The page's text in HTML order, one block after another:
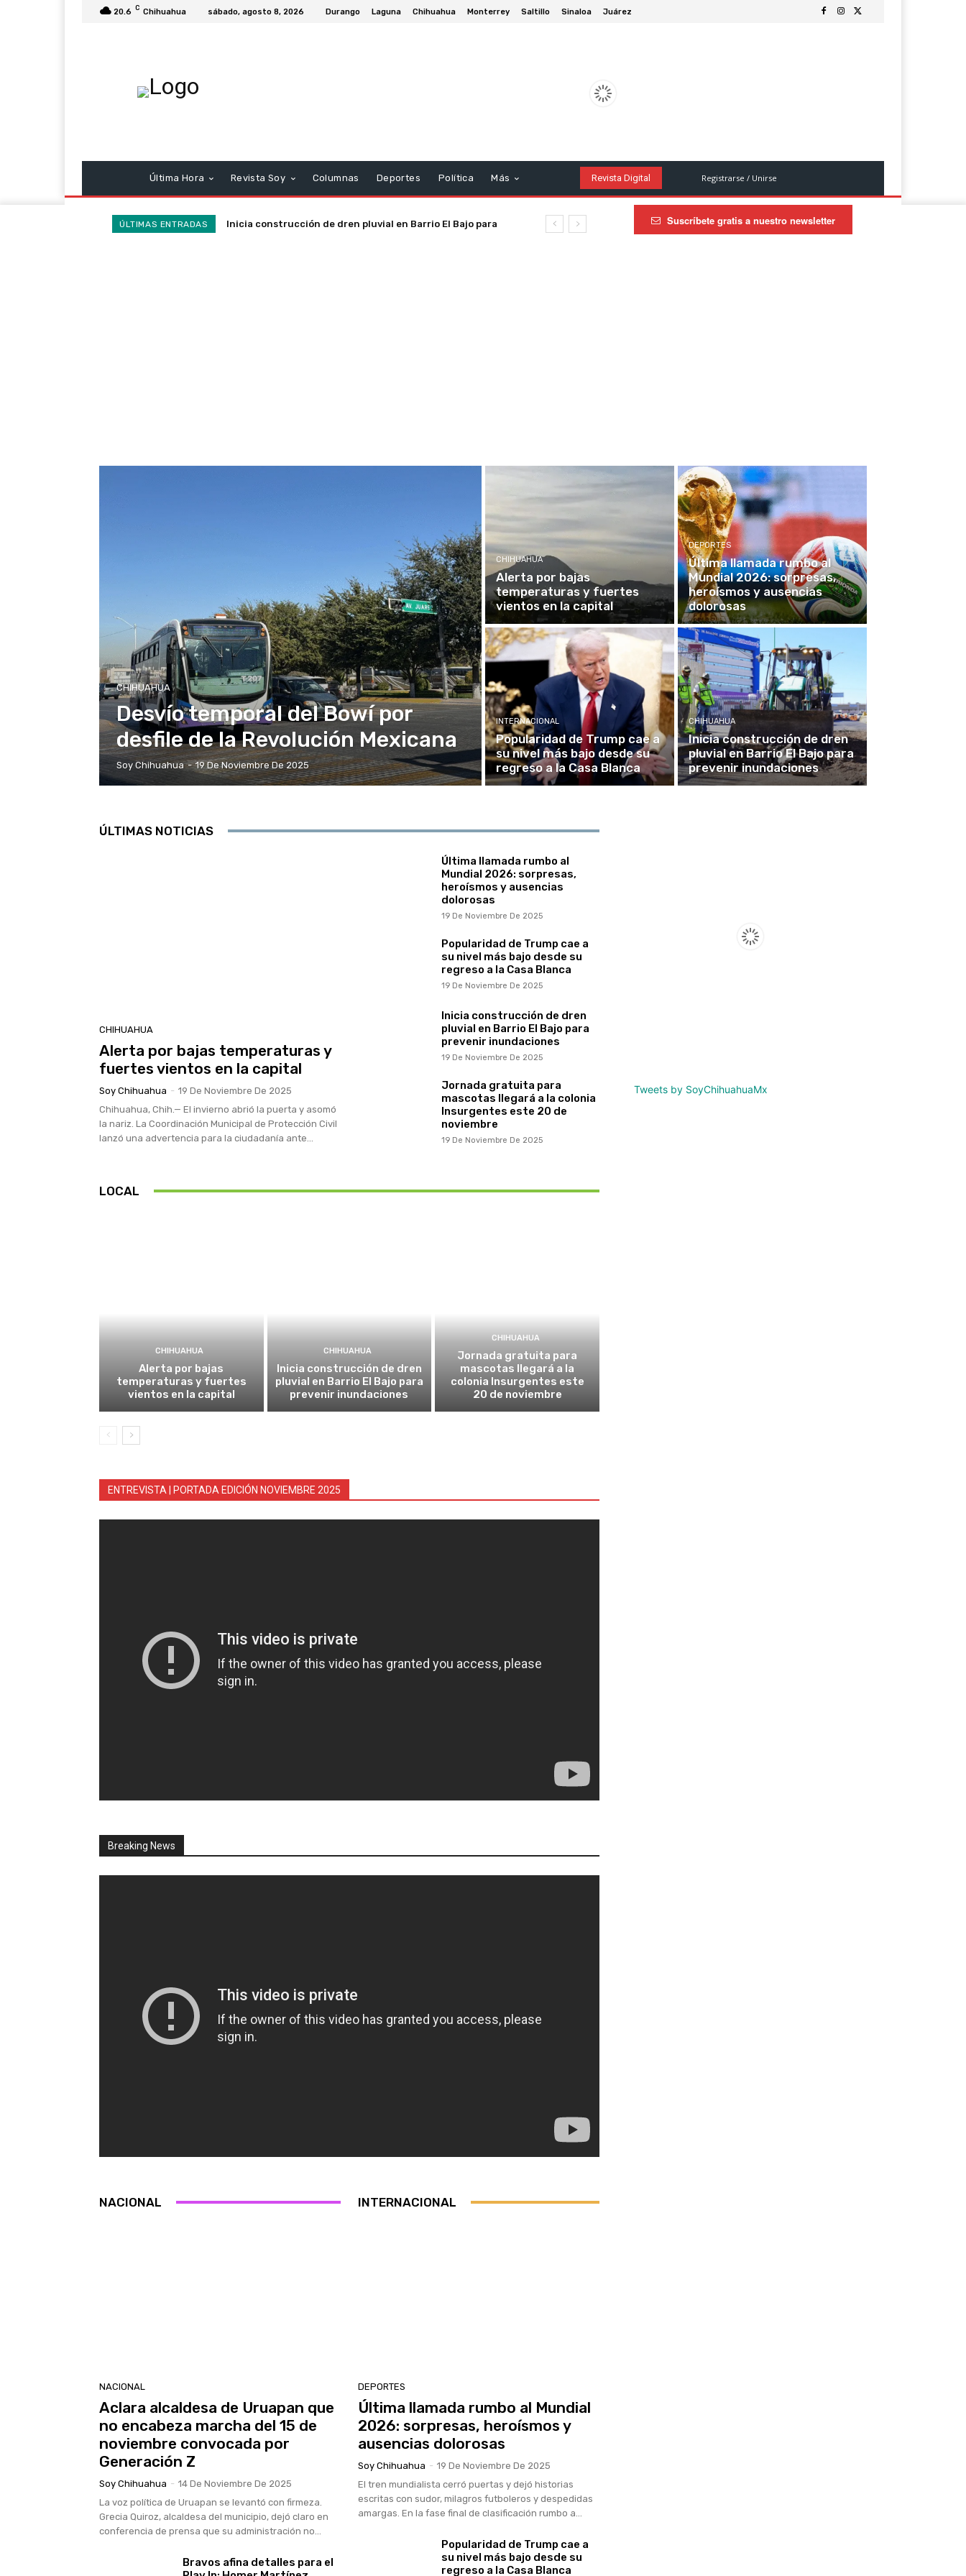
20.6 C Chihuahua sábado, agosto 8, 2026 Durango Laguna Chihuahua Monterrey Saltillo Sinaloa Juárez
Última Hora Revista Soy Columnas Deportes Política Más Revista Digital Registrarse / Unirse
ÚLTIMAS ENTRADAS
Desvío temporal del Bowí por desfile de la Revolución
Suscríbete gratis a nuestro newsletter
CHIHUAHUA
Desvío temporal del Bowí por
desfile de la Revolución Mexicana
Soy Chihuahua - 19 De Noviembre De 2025
CHIHUAHUA
Alerta por bajas
temperaturas y fuertes
vientos en la capital
DEPORTES
Última llamada rumbo al
Mundial 2026: sorpresas,
heroísmos y ausencias
dolorosas
INTERNACIONAL
Popularidad de Trump cae a
su nivel más bajo desde su
regreso a la Casa Blanca
CHIHUAHUA
Inicia construcción de dren
pluvial en Barrio El Bajo para
prevenir inundaciones
ÚLTIMAS NOTICIAS
CHIHUAHUA
Alerta por bajas temperaturas y
fuertes vientos en la capital
Soy Chihuahua - 19 De Noviembre De 2025
Chihuahua, Chih.— El invierno abrió la puerta y asomó
la nariz. La Coordinación Municipal de Protección Civil
lanzó una advertencia para la ciudadanía ante...
Última llamada rumbo al
Mundial 2026: sorpresas,
heroísmos y ausencias
dolorosas
19 De Noviembre De 2025
Popularidad de Trump cae a
su nivel más bajo desde su
regreso a la Casa Blanca
19 De Noviembre De 2025
Inicia construcción de dren
pluvial en Barrio El Bajo para
prevenir inundaciones
19 De Noviembre De 2025
Jornada gratuita para
mascotas llegará a la colonia
Insurgentes este 20 de
noviembre
19 De Noviembre De 2025
LOCAL
CHIHUAHUA
Alerta por bajas
temperaturas y fuertes
vientos en la capital
CHIHUAHUA
Inicia construcción de dren
pluvial en Barrio El Bajo para
prevenir inundaciones
CHIHUAHUA
Jornada gratuita para
mascotas llegará a la
colonia Insurgentes este
20 de noviembre
ENTREVISTA | PORTADA EDICIÓN NOVIEMBRE 2025
Breaking News
NACIONAL
NACIONAL
Aclara alcaldesa de Uruapan que
no encabeza marcha del 15 de
noviembre convocada por
Generación Z
Soy Chihuahua - 14 De Noviembre De 2025
La voz política de Uruapan se levantó con firmeza.
Grecia Quiroz, alcaldesa del municipio, dejó claro en
conferencia de prensa que su administración no...
Bravos afina detalles para el
INTERNACIONAL
DEPORTES
Última llamada rumbo al Mundial
2026: sorpresas, heroísmos y
ausencias dolorosas
Soy Chihuahua - 19 De Noviembre De 2025
El tren mundialista cerró puertas y dejó historias
escritas con sudor, milagros futboleros y despedidas
amargas. En la fase final de clasificación rumbo a...
Popularidad de Trump cae a
su nivel más bajo desde su
regreso a la Casa Blanca
Tweets by SoyChihuahuaMx